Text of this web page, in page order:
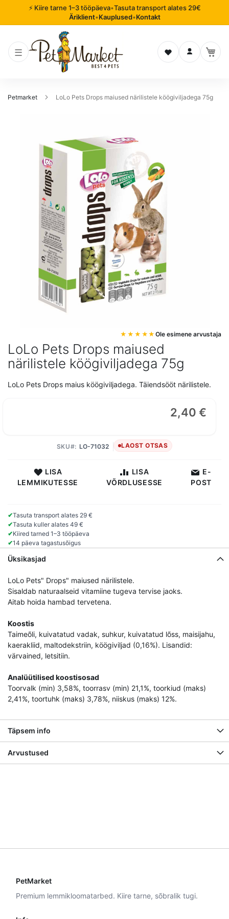
⚡ Kiire tarne 1–3 tööpäeva•Tasuta transport alates 29€
Äriklient•Kauplused•Kontakt
Soovinimekiri
Logi sisse
Petmarket LoLo Pets Drops maiused närilistele köögiviljadega 75g
LoLo Pets Drops maiused
närilistele köögiviljadega 75g
Ole esimene arvustaja
LoLo Pets Drops maius köögiviljadega. Täiendsööt närilistele.
2,40 €
SKU LO-71032 LAOST OTSAS
LISA
LEMMIKUTESSE
LISA
VÕRDLUSESSE
E-
POST
✔Tasuta transport alates 29 €
✔Tasuta kuller alates 49 €
✔Kiired tarned 1–3 tööpäeva
✔14 päeva tagastusõigus
pildigalerii
algusesse
Üksikasjad
LoLo Pets" Drops" maiused närilistele.
Sisaldab naturaalseid vitamiine tugeva tervise jaoks.
Aitab hoida hambad tervetena.
Koostis
Taimeõli, kuivatatud vadak, suhkur, kuivatatud lõss, maisijahu,
kaerakliid, maltodekstriin, köögiviljad (0,16%). Lisandid:
värvained, letsitiin.
Analüütilised koostisosad
Toorvalk (min) 3,58%, toorrasv (min) 21,1%, toorkiud (maks)
2,41%, toortuhk (maks) 3,78%, niiskus (maks) 12%.
Täpsem info
Arvustused
PetMarket
Premium lemmikloomatarbed. Kiire tarne, sõbralik tugi.